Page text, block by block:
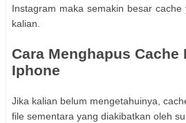
Instagram maka semakin besar
kalian.
Cara Menghapus Cache
Iphone
Jika kalian belum mengetahuinya,
file sementara yang diakibatkan oleh